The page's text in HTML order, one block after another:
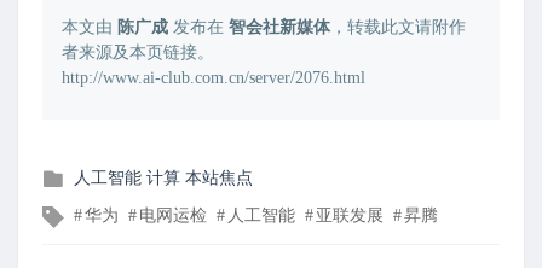
本文由 陈广成 发布在 智会社新媒体，转载此文请附作
者来源及本页链接。
http://www.ai-club.com.cn/server/2076.html
发
在
人工智能 计算 本站焦点
文华为 电网运检 人工智能 亚联发展 昇腾